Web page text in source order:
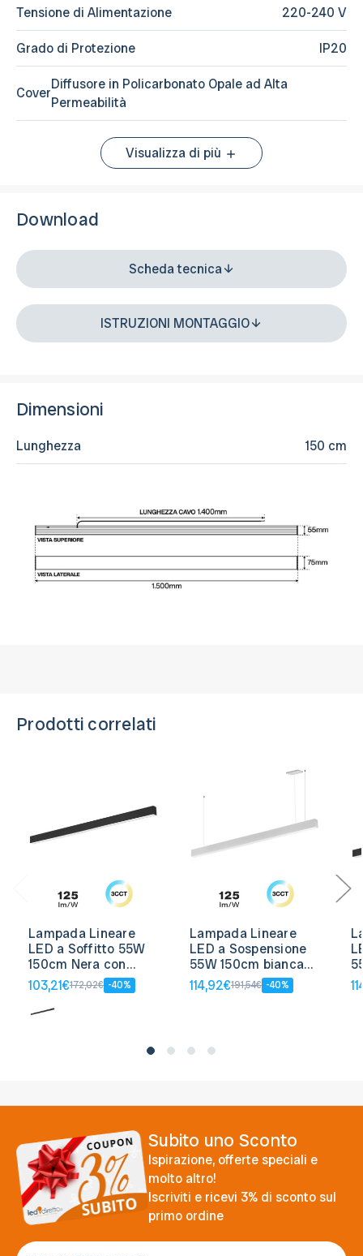
Tensione di Alimentazione 220-240 V
Grado di Protezione IP20
Cover
Diffusore in Policarbonato Opale ad Alta
Permeabilità
Visualizza di più
Download
Scheda tecnica
ISTRUZIONI MONTAGGIO
Dimensioni
Lunghezza 150 cm
Prodotti correlati
Lampada Lineare
LED a Soffitto 55W
150cm Nera con
driver Philips
103,21€172,02€ -40%
Lampada Lineare
LED a Sospensione
55W 150cm bianca
con driver Philips
114,92€191,54€ -40%
Subito uno Sconto
Ispirazione, offerte speciali e
molto altro!
Iscriviti e ricevi 3% di sconto sul
primo ordine